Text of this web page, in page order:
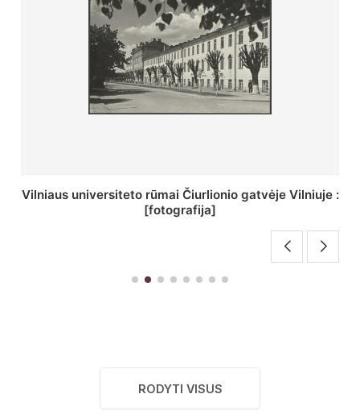
St. Batoro universiteto J. Pilsudskio kolegija :
[fotografija]
RODYTI VISUS